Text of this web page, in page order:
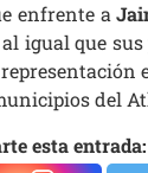
enfrente a
igual que sus
del
esta entrada: